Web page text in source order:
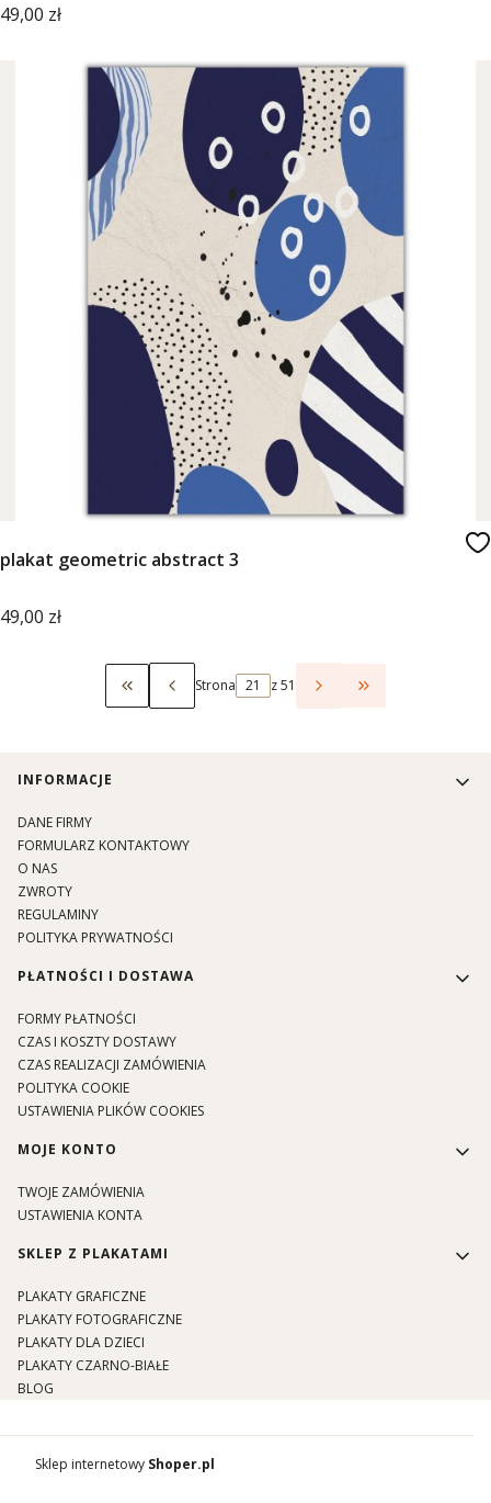
Cena
49,00 zł
plakat geometric abstract 3
Cena
49,00 zł
Wróć do pierwszej strony z produktami
Strona z 51 Przejdź do
Linki w stopce
INFORMACJE
DANE FIRMY
FORMULARZ KONTAKTOWY
O NAS
ZWROTY
REGULAMINY
POLITYKA PRYWATNOŚCI
PŁATNOŚCI I DOSTAWA
FORMY PŁATNOŚCI
CZAS I KOSZTY DOSTAWY
CZAS REALIZACJI ZAMÓWIENIA
POLITYKA COOKIE
USTAWIENIA PLIKÓW COOKIES
MOJE KONTO
TWOJE ZAMÓWIENIA
USTAWIENIA KONTA
SKLEP Z PLAKATAMI
PLAKATY GRAFICZNE
PLAKATY FOTOGRAFICZNE
PLAKATY DLA DZIECI
PLAKATY CZARNO-BIAŁE
BLOG
Sklep internetowy Shoper.pl